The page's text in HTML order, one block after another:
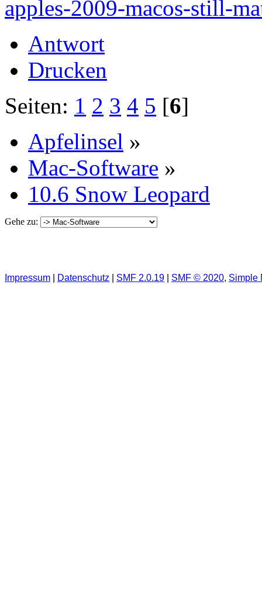
apples-2009-macos-still-
Antwort
Drucken
Seiten: 1 2 3 4 5 [6]
Apfelinsel »
Mac-Software »
10.6 Snow Leopard
Gehe zu:
Impressum Datenschutz SMF 2.0.19 SMF © 2020, Simple